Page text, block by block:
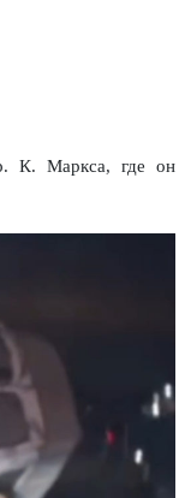
К. Маркса, где он